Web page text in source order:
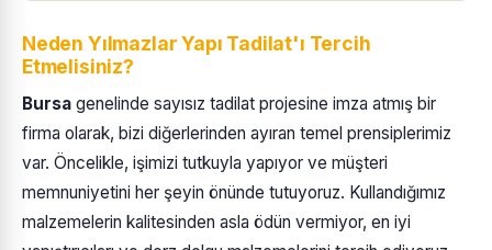
Neden Yılmazlar Yapı Tadilat'ı Tercih
Etmelisiniz?
Bursa genelinde sayısız tadilat projesine imza atmış bir
firma olarak, bizi diğerlerinden ayıran temel prensiplerimiz
var. Öncelikle, işimizi tutkuyla yapıyor ve müşteri
memnuniyetini her şeyin önünde tutuyoruz. Kullandığımız
malzemelerin kalitesinden asla ödün vermiyor, en iyi